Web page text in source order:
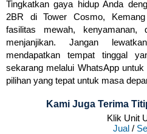
Tingkatkan gaya hidup Anda
2BR di Tower Cosmo,
fasilitas mewah,
menjanjikan. Jangan
mendapatkan tempat tinggal
sekarang melalui WhatsApp
pilihan yang tepat untuk masa
Kami Juga Terima
Klik Unit
Jual /